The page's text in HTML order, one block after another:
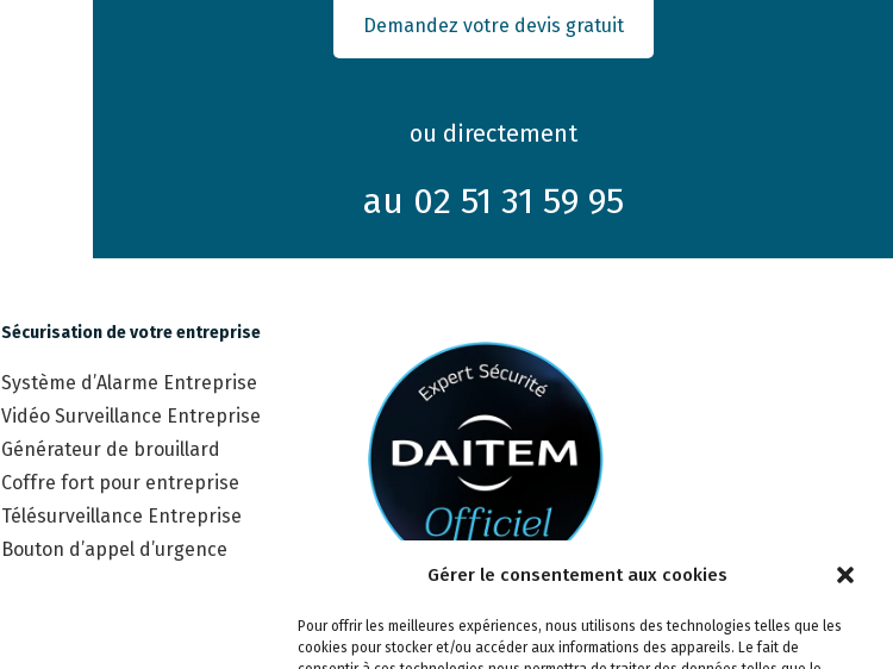
Gérer le consentement aux cookies
Pour offrir les meilleures expériences, nous utilisons des technologies telles que les
cookies pour stocker et/ou accéder aux informations des appareils. Le fait de
Demandez votre devis gratuit
ou directement
au 02 51 31 59 95
Sécurisation de votre entreprise
Système d’Alarme Entreprise
Vidéo Surveillance Entreprise
Générateur de brouillard
Coffre fort pour entreprise
Télésurveillance Entreprise
Bouton d’appel d’urgence